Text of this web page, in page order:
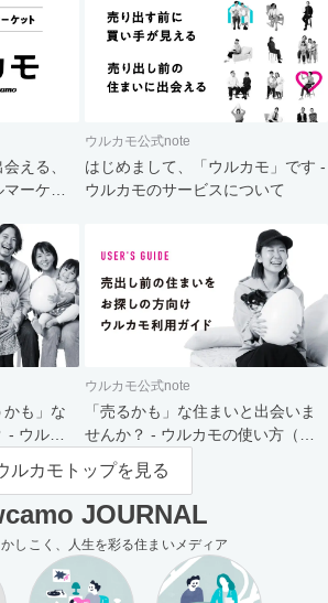
える、
ーケッ
ウルカモ公式note
はじめまして、「ウルカモ」です -
ウルカモのサービスについて
も」な
ウルカ
ウルカモ公式note
「売るかも」な住まいと出会いま
せんか？ - ウルカモの使い方（買
主さま向け）
ルカモトップを見る
JOURNAL
しこく、人生を彩る住まいメディア